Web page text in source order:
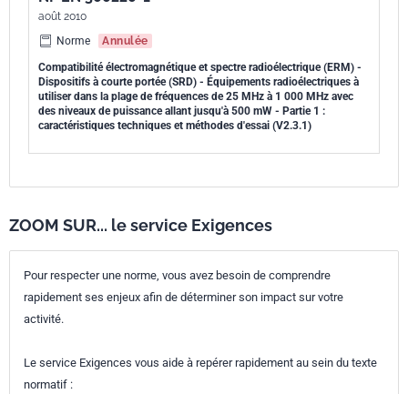
août 2010
Norme
Annulée
Compatibilité électromagnétique et spectre radioélectrique (ERM) -
Dispositifs à courte portée (SRD) - Équipements radioélectriques à
utiliser dans la plage de fréquences de 25 MHz à 1 000 MHz avec
des niveaux de puissance allant jusqu'à 500 mW - Partie 1 :
caractéristiques techniques et méthodes d'essai (V2.3.1)
ZOOM SUR... le service Exigences
Pour respecter une norme, vous avez besoin de comprendre
rapidement ses enjeux afin de déterminer son impact sur votre
activité.
Le service Exigences vous aide à repérer rapidement au sein du texte
normatif :